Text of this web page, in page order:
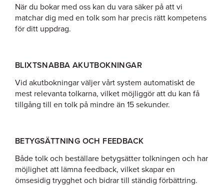
När du bokar med oss kan du vara säker på att vi
matchar dig med en tolk som har precis rätt kompetens
för ditt uppdrag.
BLIXTSNABBA AKUTBOKNINGAR
Vid akutbokningar väljer vårt system automatiskt de
mest relevanta tolkarna, vilket möjliggör att du kan få
tillgång till en tolk på mindre än 15 sekunder.
BETYGSÄTTNING OCH FEEDBACK
Både tolk och beställare betygsätter tolkningen och har
möjlighet att lämna feedback, vilket skapar en
ömsesidig trygghet och bidrar till ständig förbättring.